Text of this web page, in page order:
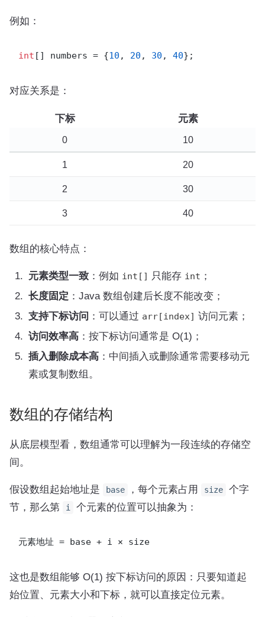
例如：
int [] numbers = {10 , 20 , 30 , 40
对应关系是：
下标 元素
0 10
1 20
2 30
3 40
数组的核心特点：
元素类型一致 ：例如 int[] 只能存 int ；
长度固定 ：Java 数组创建后长度不能改变；
支持下标访问 ：可以通过 arr[index] 访问元素；
访问效率高 ：按下标访问通常是 O(1)；
插入删除成本高 ：中间插入或删除通常需要移动元
素或复制数组。
数组的存储结构
从底层模型看，数组通常可以理解为一段连续的存储空
间。
假设数组起始地址是 base ，每个元素占用 size
个字
节，那么第
i 个元素的位置可以抽象为：
这也是数组能够 O(1) 按下标访问的原因：只要知道起
始位置、元素大小和下标，就可以直接定位元素。